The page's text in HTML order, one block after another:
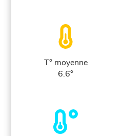
T° moyenne
6.6°